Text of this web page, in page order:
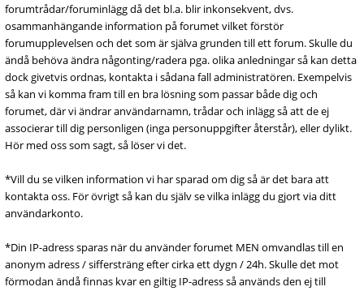
forumtrådar/foruminlägg då det bl.a. blir inkonsekvent, dvs.
osammanhängande information på forumet vilket förstör
forumupplevelsen och det som är själva grunden till ett forum. Skulle du
ändå behöva ändra någonting/radera pga. olika anledningar så kan detta
dock givetvis ordnas, kontakta i sådana fall administratören. Exempelvis
så kan vi komma fram till en bra lösning som passar både dig och
forumet, där vi ändrar användarnamn, trådar och inlägg så att de ej
associerar till dig personligen (inga personuppgifter återstår), eller dylikt.
Hör med oss som sagt, så löser vi det.
*Vill du se vilken information vi har sparad om dig så är det bara att
kontakta oss. För övrigt så kan du själv se vilka inlägg du gjort via ditt
användarkonto.
*Din IP-adress sparas när du använder forumet MEN omvandlas till en
anonym adress / siffersträng efter cirka ett dygn / 24h. Skulle det mot
förmodan ändå finnas kvar en giltig IP-adress så används den ej till